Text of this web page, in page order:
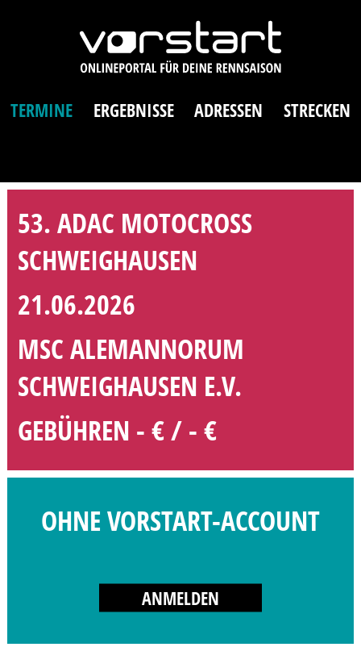
TERMINE ERGEBNISSE ADRESSEN STRECKEN
53. ADAC MOTOCROSS
SCHWEIGHAUSEN
21.06.2026
MSC ALEMANNORUM
SCHWEIGHAUSEN E.V.
GEBÜHREN - € / - €
OHNE VORSTART-ACCOUNT
ANMELDEN